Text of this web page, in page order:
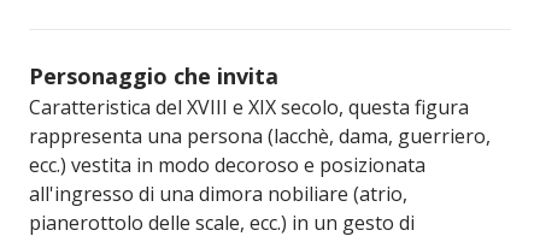
Personaggio che invita
Caratteristica del XVIII e XIX secolo, questa figura
rappresenta una persona (lacchè, dama, guerriero,
ecc.) vestita in modo decoroso e posizionata
all'ingresso di una dimora nobiliare (atrio,
pianerottolo delle scale, ecc.) in un gesto di